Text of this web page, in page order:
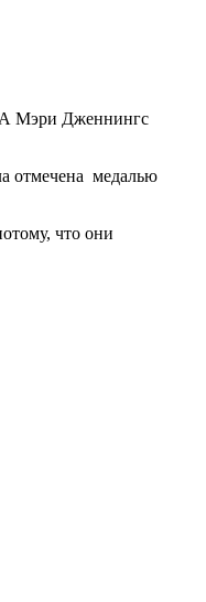
Мэри Дженнингс
отмечена медалью
что они